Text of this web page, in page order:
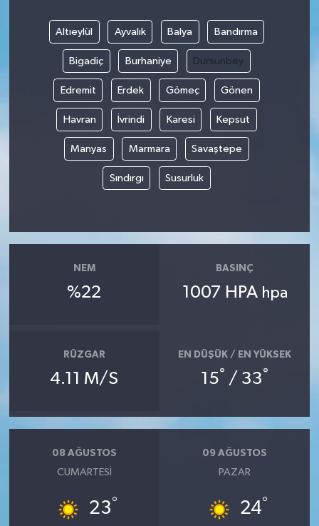
Altıeylül Ayvalık Balya Bandırma
Bigadiç Burhaniye Dursunbey
Edremit Erdek Gömeç Gönen
Havran İvrindi Karesi Kepsut
Manyas Marmara Savaştepe
Sındırgı Susurluk
NEM
%22
BASINÇ
1007 HPA hpa
RÜZGAR
4.11 M/S
EN DÜŞÜK / EN YÜKSEK
15° / 33°
08 AĞUSTOS
CUMARTESI
23°
09 AĞUSTOS
PAZAR
24°
HABERDE İNSAN
KÜLTÜR SANAT
MAGAZİN
ÖZEL HABER
SPOR
YAŞAM
AFYON
AFYONKARAHİSAR
AYDIN